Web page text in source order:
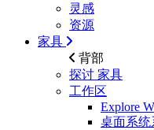
灵感
资源
家具
背部
探讨 家具
工作区
Explore
桌面系统